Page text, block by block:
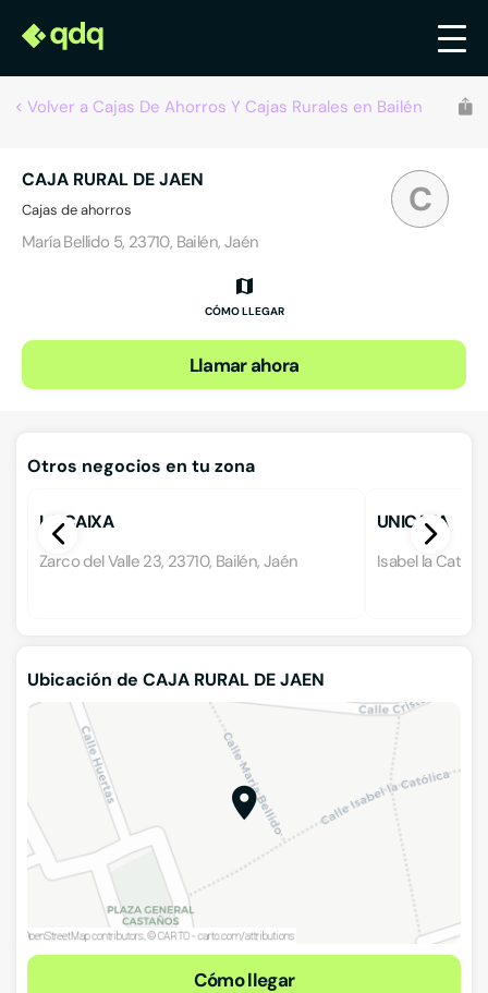
Volver a Cajas De Ahorros Y Cajas Rurales en Bailén
C
CAJA RURAL DE JAEN
Cajas de ahorros
María Bellido 5, 23710, Bailén, Jaén
CÓMO LLEGAR
Llamar ahora
Otros negocios en tu zona
LA CAIXA
Zarco del Valle 23, 23710, Bailén, Jaén
UNICAJA
Isabel la
Ubicación de CAJA RURAL DE JAEN
Cómo llegar